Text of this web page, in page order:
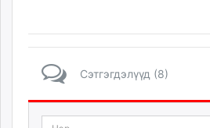
Сэтгэгдэлүүд (8)